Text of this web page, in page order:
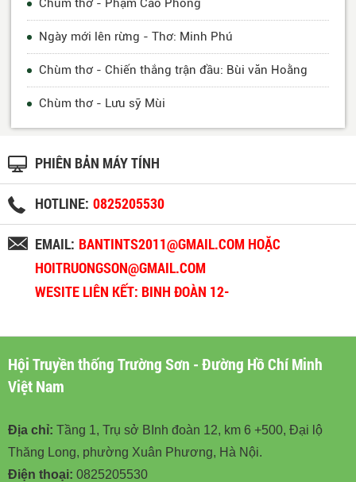
Chùm thơ - Phạm Cao Phong
Ngày mới lên rừng - Thơ: Minh Phú
Chùm thơ - Chiến thắng trận đầu: Bùi văn Hoằng
Chùm thơ - Lưu sỹ Mùi
PHIÊN BẢN MÁY TÍNH
HOTLINE: 0825205530
EMAIL: BANTINTS2011@GMAIL.COM HOẶC
HOITRUONGSON@GMAIL.COM
WESITE LIÊN KẾT: BINH ĐOÀN 12-
Hội Truyền thống Trường Sơn - Đường Hồ Chí Minh
Việt Nam
Địa chỉ: Tầng 1, Trụ sở BInh đoàn 12, km 6 +500, Đại lộ
Thăng Long, phường Xuân Phương, Hà Nội.
Điện thoại: 0825205530